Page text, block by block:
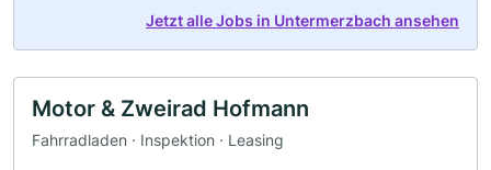
Jetzt alle Jobs in Untermerzbach ansehen
Motor & Zweirad Hofmann
Fahrradladen · Inspektion · Leasing